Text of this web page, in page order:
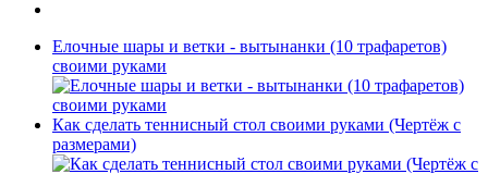
Елочные шары и ветки - вытынанки (10 трафаретов)
своими руками
Как сделать теннисный стол своими руками (Чертёж с
размерами)